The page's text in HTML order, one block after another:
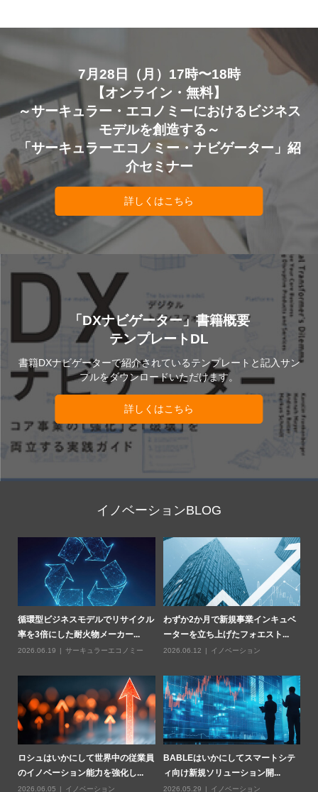
7月28日（月）17時〜18時
【オンライン・無料】
～サーキュラー・エコノミーにおけるビジネス
モデルを創造する～
「サーキュラーエコノミー・ナビゲーター」紹
介セミナー
詳しくはこちら
「DXナビゲーター」書籍概要
テンプレートDL
書籍DXナビゲーターで紹介されているテンプレートと記入サン
プルをダウンロードいただけます。
詳しくはこちら
イノベーションBLOG
循環型ビジネスモデルでリサイクル
率を3倍にした耐火物メーカー...
2026.06.19 サーキュラーエコノミー
わずか2か月で新規事業インキュベ
ーターを立ち上げたフォエスト...
2026.06.12 イノベーション
ロシュはいかにして世界中の従業員
のイノベーション能力を強化し...
2026.06.05 イノベーション
BABLEはいかにしてスマートシテ
ィ向け新規ソリューション開...
2026.05.29 イノベーション